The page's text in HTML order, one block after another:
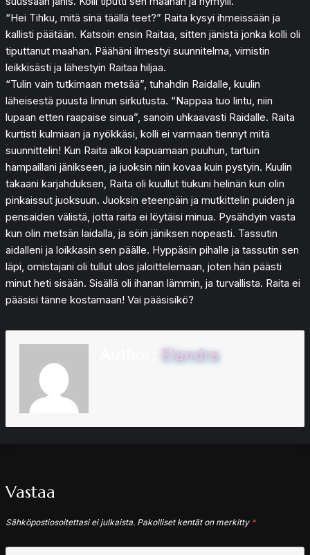
“Hei Tihku, mitä sinä täällä teet?” Raita kysyi ihmeissään ja
kallisti päätään. Katsoin ensin Raitaa, sitten jänistä jonka kolli oli
tiputtanut maahan. Päähäni ilmestyi suunnitelma, virnistin
leikkisästi ja lähestyin Raitaa hiljaa.
“Tulin vain tutkimaan metsää”, tuhahdin Raidalle, kuulin
läheisestä puusta linnun sirkutusta. “Nappaa tuo lintu, niin
lupaan etten raapaise sinua”, sanoin uhkaavasti Raidalle. Raita
kurtisti kulmiaan ja nyökkäsi, kolli ei varmaan tiennyt mitä
suunnittelin! Kun Raita alkoi kapuamaan puuhun, tartuin
hampaillani jänikseen, ja juoksin niin kovaa kuin pystyin. Kuulin
takaani karjahduksen, Raita oli kuullut tiukuni helinän kun olin
pinkaissut juoksuun. Juoksin eteenpäin ja mutkittelin puiden ja
pensaiden välistä, jotta raita ei löytäisi minua. Pysähdyin vasta
kun olin metsän laidalla, ja söin jäniksen nopeasti. Tassutin
aidalleni ja loikkasin sen päälle. Hyppäsin pihalle ja tassutin sen
läpi, omistajani oli tullut ulos jaloittelemaan, joten hän päästi
minut heti sisään. Sisällä oli ihanan lämmin, ja turvallista. Raita ei
pääsisi tänne kostamaan! Vai pääsisikö?
Elandra
Vastaa
Sähköpostiosoitettasi ei julkaista. Pakolliset kentät on merkitty *